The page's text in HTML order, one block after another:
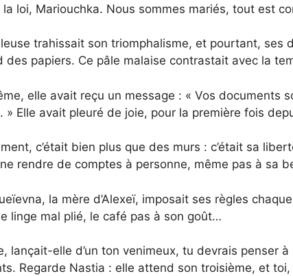
loi, Mariouchka. Nous sommes mariés, tout est
trahissait son triomphalisme, et pourtant, ses
des papiers. Ce pâle malaise contrastait avec la
elle avait reçu un message : « Vos documents
» Elle avait pleuré de joie, pour la première fois
c’était bien plus que des murs : c’était sa
rendre de comptes à personne, même pas à sa
la mère d’Alexeï, imposait ses règles
linge mal plié, le café pas à son goût…
lançait-elle d’un ton venimeux, tu devrais penser à
Regarde Nastia : elle attend son troisième, et